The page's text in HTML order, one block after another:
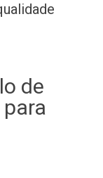
de